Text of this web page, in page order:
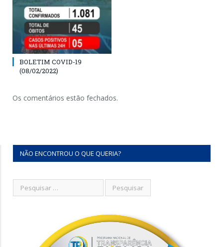
BOLETIM COVID-19
(08/02/2022)
Os comentários estão fechados.
NÃO ENCONTROU O QUE QUERIA?